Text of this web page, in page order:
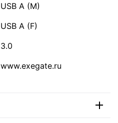
USB A (M)
USB A (F)
3.0
www.exegate.ru